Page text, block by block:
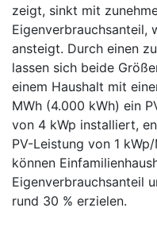
zeigt, sinkt mit
Eigenverbrauchsanteil,
ansteigt. Durch einen
lassen sich beide
einem Haushalt mit
MWh (4.000 kWh) ein
von 4 kWp installiert,
PV-Leistung von 1
können
Eigenverbrauchsanteil
rund 30 % erzielen.